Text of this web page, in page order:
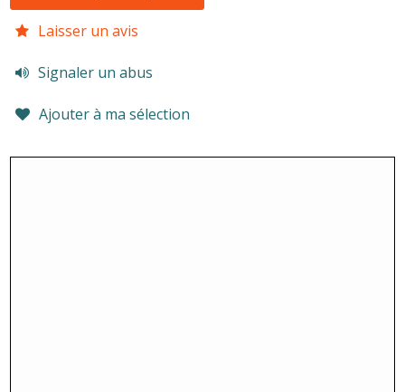
Laisser un avis
Signaler un abus
Ajouter à ma sélection